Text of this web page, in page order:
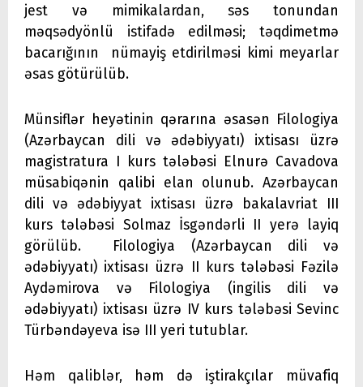
jest və mimikalardan, səs tonundan
məqsədyönlü istifadə edilməsi; təqdimetmə
bacarığının nümayiş etdirilməsi kimi meyarlar
əsas götürülüb.
Münsiflər heyətinin qərarına əsasən Filologiya
(Azərbaycan dili və ədəbiyyatı) ixtisası üzrə
magistratura I kurs tələbəsi Elnurə Cavadova
müsabiqənin qalibi elan olunub. Azərbaycan
dili və ədəbiyyat ixtisası üzrə bakalavriat III
kurs tələbəsi Solmaz İsgəndərli II yerə layiq
görülüb. Filologiya (Azərbaycan dili və
ədəbiyyatı) ixtisası üzrə II kurs tələbəsi Fəzilə
Aydəmirova və Filologiya (ingilis dili və
ədəbiyyatı) ixtisası üzrə IV kurs tələbəsi Sevinc
Türbəndəyeva isə III yeri tutublar.
Həm qaliblər, həm də iştirakçılar müvafiq